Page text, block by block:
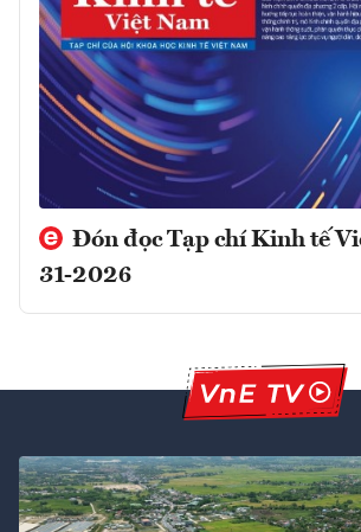
Đón đọc Tạp chí Kinh tế
31-2026